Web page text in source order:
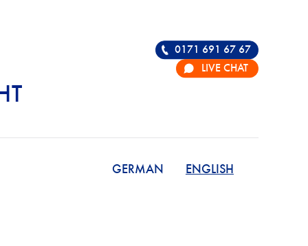
DIE
ENGLISH
GERMAN
0171 691 67 67
LIVE CHAT